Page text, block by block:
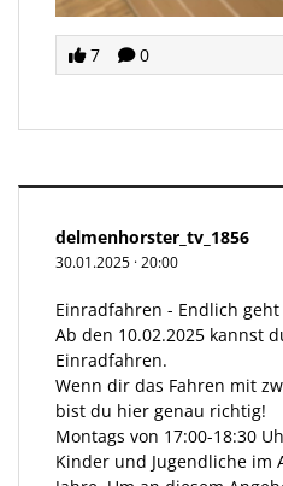
7 0
delmenhorster_tv_1856
30.01.2025 ·20:00
Einradfahren - Endlich
Ab den 10.02.2025 kannst
Einradfahren.
Wenn dir das Fahren mit
bist du hier genau richtig!
Montags von 17:00-18:30
Kinder und Jugendliche im